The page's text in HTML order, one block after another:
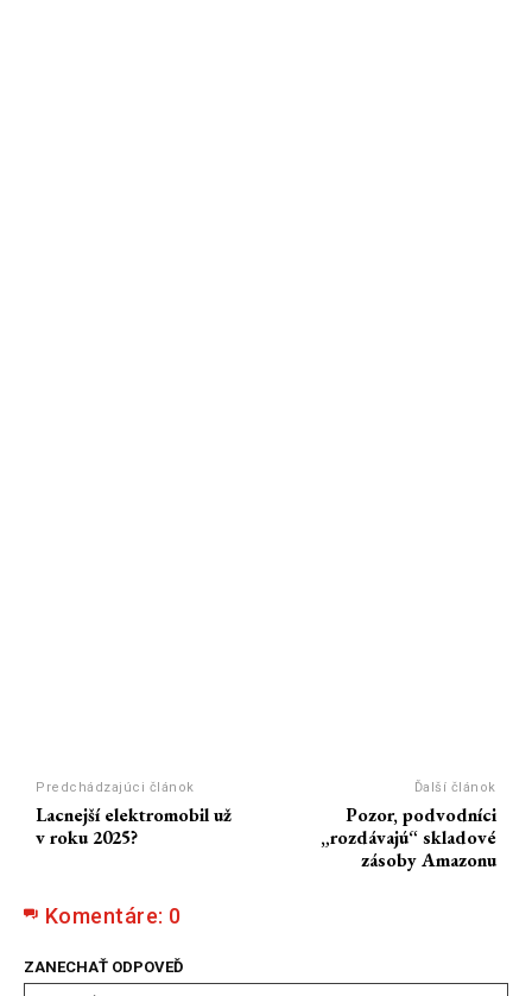
Predchádzajúci článok
Lacnejší elektromobil už
v roku 2025?
Ďalší článok
Pozor, podvodníci
„rozdávajú“ skladové
zásoby Amazonu
Komentáre: 0
ZANECHAŤ ODPOVEĎ